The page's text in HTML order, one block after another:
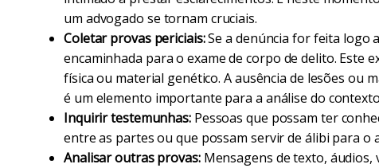
um advogado se tornam cruciais.
Coletar provas periciais:Se a denúncia for feita logo
encaminhada para o exame de corpo de delito. Este
física ou material genético. A ausência de lesões ou
é um elemento importante para a análise do
Inquirir testemunhas:Pessoas que possam ter
entre as partes ou que possam servir de álibi para o
Analisar outras provas:Mensagens de texto, áudios,